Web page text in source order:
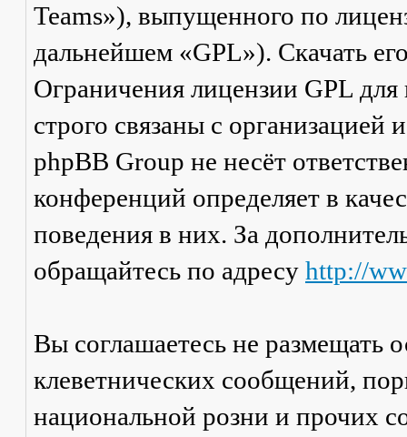
Teams»), выпущенного по
дальнейшем «GPL»). Скачать
Ограничения лицензии GPL
строго связаны с
phpBB Group не несёт
конференций определяет в
поведения в них. За
обращайтесь по адресу http://
Вы соглашаетесь не размещать
клеветнических сообщений,
национальной розни и прочих